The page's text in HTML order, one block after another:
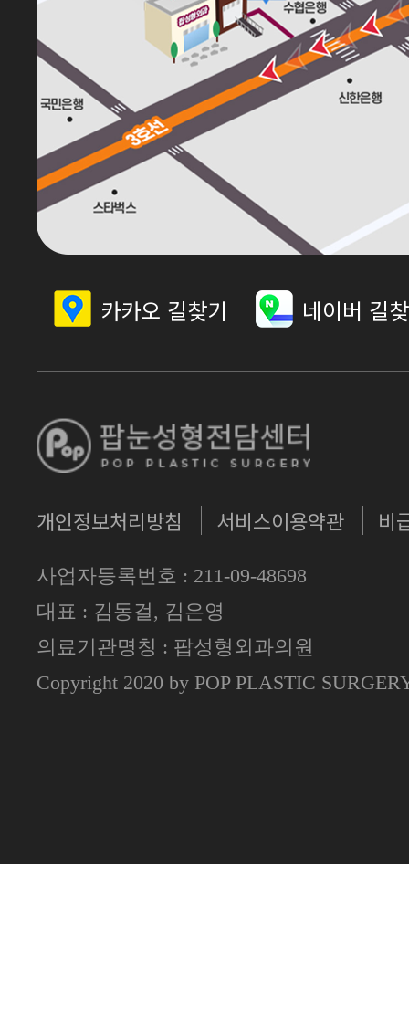
카카오 길찾기 네이버 길
개인정보처리방침 서비스이용약관 비
사업자등록번호 : 211-09-48698
대표 : 김동걸, 김은영
의료기관명칭 : 팝성형외과의원
Copyright 2020 by POP PLASTIC